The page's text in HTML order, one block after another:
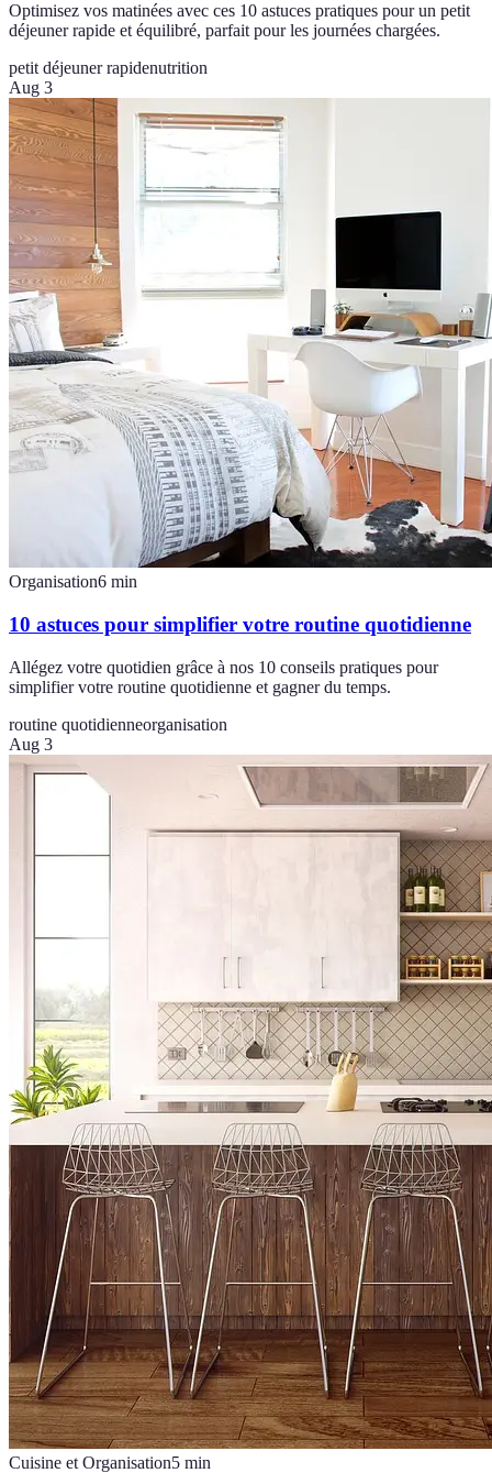
Optimisez vos matinées avec ces 10 astuces pratiques pour un petit
déjeuner rapide et équilibré, parfait pour les journées chargées.
petit déjeuner rapidenutrition
Aug 3
Organisation6 min
10 astuces pour simplifier votre routine quotidienne
Allégez votre quotidien grâce à nos 10 conseils pratiques pour
simplifier votre routine quotidienne et gagner du temps.
routine quotidienneorganisation
Aug 3
Cuisine et Organisation5 min